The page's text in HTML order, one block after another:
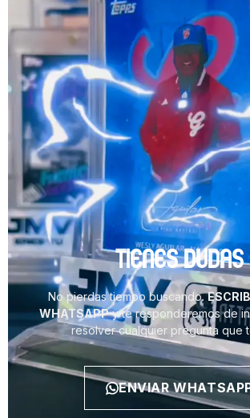
TIENES DUDAS
No pierdas tiempo buscando.
WHATSAPPy te responderemos de
resolver cualquier pregunta que
ENVIAR